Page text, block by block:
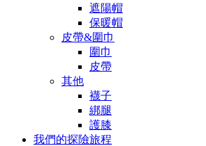
遮陽帽
保暖帽
皮帶&圍巾
圍巾
皮帶
其他
襪子
綁腿
護膝
我們的探險旅程